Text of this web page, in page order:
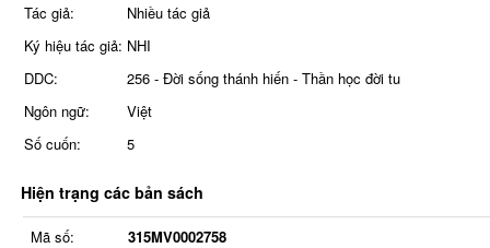
Tác giả:
Nhiều tác giả
Ký hiệu tác giả: NHI
DDC:
256 - Đời sống thánh hiến - Thần học đời tu
Ngôn ngữ:
Việt
Số cuốn:
5
Hiện trạng các bản sách
Mã số:
315MV0002758